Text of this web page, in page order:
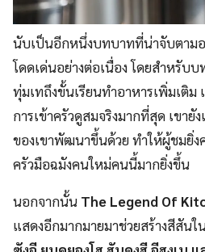
นับเป็นอีกหนึ่งบทบาทที่น่าจับตาม
โดดเด่นอย่างต่อเนื่อง โดยสำหรับ
ทุ่มเทถึงขั้นเรียนทำอาหารเพิ่มเติ
การเข้าครัวดูสมจริงมากที่สุด เขายั
ของเขาพัฒนาขึ้นด้วย ทำให้ผู้ชมยิ่
ครัวมือฉมังคนใหม่คนนี้มากยิ่งขึ้น
นอกจากนั้น The Legend Of
แสดงอีกมากมายมาช่วยสร้างสีสันใ